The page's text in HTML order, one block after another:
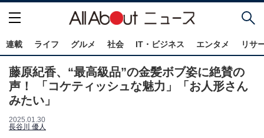
連載 ライフ グルメ 社会 IT・ビジネス エンタメ リサ
藤原紀香、“最高級品”の金髪ボブ姿に絶賛の
声！ 「コケティッシュな魅力」「お人形さん
みたい」
2025.01.30
長谷川 優人